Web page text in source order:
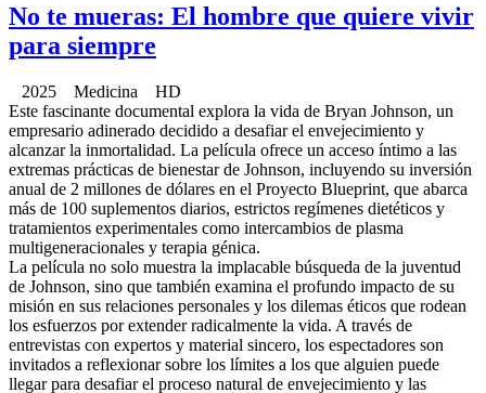
No te mueras: El hombre que quiere vivir
para siempre
2025 Medicina HD
Este fascinante documental explora la vida de Bryan Johnson, un
empresario adinerado decidido a desafiar el envejecimiento y
alcanzar la inmortalidad. La película ofrece un acceso íntimo a las
extremas prácticas de bienestar de Johnson, incluyendo su inversión
anual de 2 millones de dólares en el Proyecto Blueprint, que abarca
más de 100 suplementos diarios, estrictos regímenes dietéticos y
tratamientos experimentales como intercambios de plasma
multigeneracionales y terapia génica.
La película no solo muestra la implacable búsqueda de la juventud
de Johnson, sino que también examina el profundo impacto de su
misión en sus relaciones personales y los dilemas éticos que rodean
los esfuerzos por extender radicalmente la vida. A través de
entrevistas con expertos y material sincero, los espectadores son
invitados a reflexionar sobre los límites a los que alguien puede
llegar para desafiar el proceso natural de envejecimiento y las